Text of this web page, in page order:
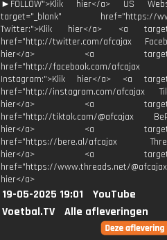
►FOLLOW">Klik hier</a> US
target="_blank" href="https://
Twitter:">Klik hier</a> <a
href="http://twitter.com/afcajax
hier</a> <a
href="http://facebook.com/afcajax
Instagram:">Klik hier</a> <a
href="http://instagram.com/afcajax
hier</a> <a
href="http://tiktok.com/@afcajax
hier</a> <a
href="https://bere.al/afcajax
hier</a> <a
href="https://www.threads.net/
hier</a>
19-05-2025 19:01
YouTube
Voetbal.TV
Alle afleveringen